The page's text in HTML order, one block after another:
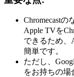
Chromecastの
Apple TVを
できるため、
簡単です。
ただし、
をお持ちの場